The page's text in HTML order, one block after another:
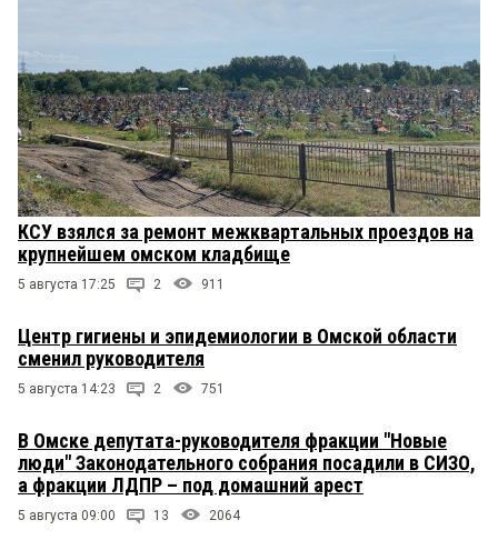
КСУ взялся за ремонт межквартальных проездов на
крупнейшем омском кладбище
5 августа 17:25 2 911
Центр гигиены и эпидемиологии в Омской области
сменил руководителя
5 августа 14:23 2 751
В Омске депутата-руководителя фракции "Новые
люди" Законодательного собрания посадили в СИЗО,
а фракции ЛДПР – под домашний арест
5 августа 09:00 13 2064